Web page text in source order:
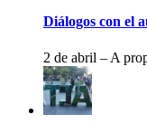
Diálogos con el
2 de abril – A